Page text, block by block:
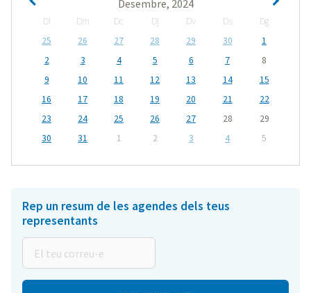
Desembre, 2024
Dl Dm Dc Dj Dv Ds
Dg
25
26 27 28 29 30
1
2
3 4 5 6 7
8
9
10 11 12 13 14
15
16
17 18 19 20 21
22
23
24 25 26 27 28
29
30
31 1 2 3 4 5
Rep un resum de les agendes dels teus
representants
teu
correu-